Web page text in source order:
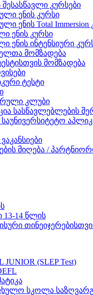
შესასწავლი კურსები
ენის კურსი
ენის Total Immersion
ენის კურსი
ენის ინტენსიური
მომზადება
მომზადება
ტესტი
კლუბი
სასწავლებლების
მიღება /
13-14 წლის
JUNIOR (SLEP Test)
სკოლა